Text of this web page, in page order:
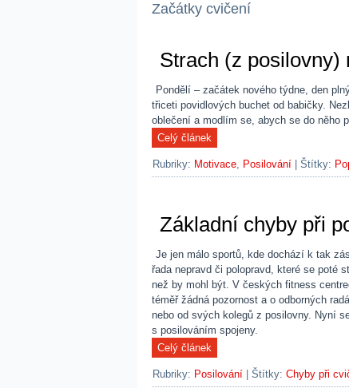
Začátky cvičení
Strach (z posilovny)
Pondělí – začátek nového týdne, den
třiceti povidlových buchet od babičky.
oblečení a modlím se, abych se do něho
Rubriky: Motivace, Posilování Štítky:
Základní chyby při
Je jen málo sportů, kde dochází k tak
řada nepravd či polopravd, které se poté
než by mohl být. V českých fitness
téměř žádná pozornost a o odborných
nebo od svých kolegů z posilovny. Nyní
s posilováním spojeny.
Rubriky: Posilování Štítky: Chyby při